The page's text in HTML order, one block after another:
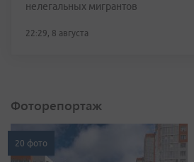
нелегальных мигрантов
22:29, 8 августа
Фоторепортаж
20 фото